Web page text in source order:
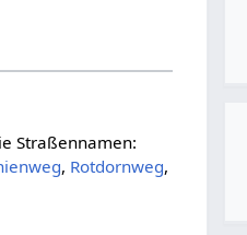
Straßennamen:
, Rotdornweg,